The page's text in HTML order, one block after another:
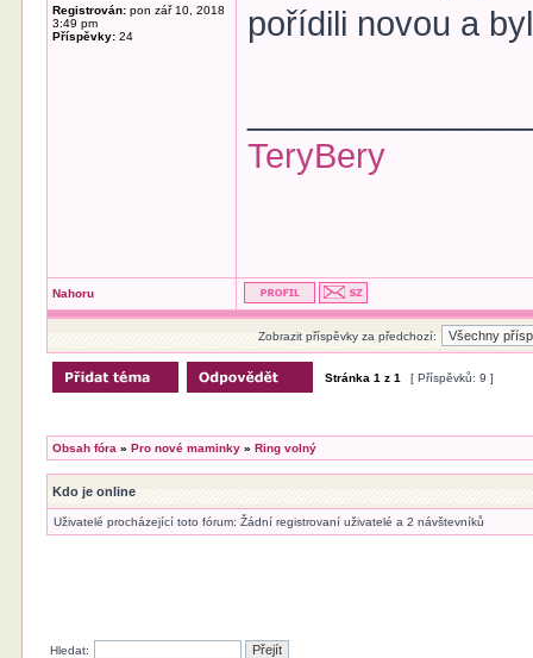
Registrován: pon zář 10, 2018
3:49 pm
Příspěvky: 24
pořídili novou a
TeryBery
Nahoru
Zobrazit příspěvky za předchozí:
Stránka1 z1 [ Příspěvků: 9 ]
Obsah fóra »Pro nové maminky »Ring volný
Kdo je online
Uživatelé procházející toto fórum: Žádní registrovaní uživatelé a 2 návštevníků
Hledat: